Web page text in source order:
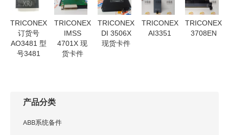
TRICONEX
订货号
AO3481 型
号3481
TRICONEX
IMSS
4701X 现
货卡件
TRICONEX
DI 3506X
现货卡件
TRICONEX
AI3351
TRICONEX
3708EN
产品分类
ABB系统备件